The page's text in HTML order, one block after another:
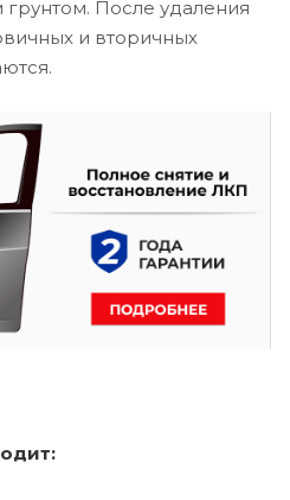
После удаления
и вторичных